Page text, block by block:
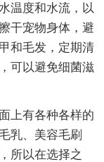
温度和水流，以
干宠物身体，避
和毛发，定期清
可以避免细菌滋
上有各种各样的
乳、美容毛刷
所以在选择之